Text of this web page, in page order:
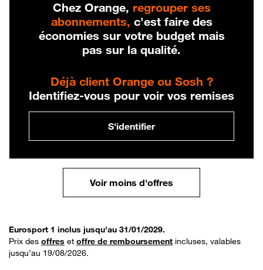
Chez Orange, regrouper ses
abonnements, c'est faire des
économies sur votre budget mais
pas sur la qualité.
Déjà client Orange ou Sosh ?
Identifiez-vous pour voir vos remises
S'identifier
Voir moins d'offres
Eurosport 1 inclus jusqu'au 31/01/2029.
Prix des offres et offre de remboursement incluses, valables
jusqu’au 19/08/2026.